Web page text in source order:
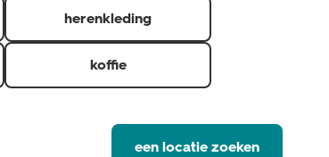
herenkleding
koffie
een locatie zoeken